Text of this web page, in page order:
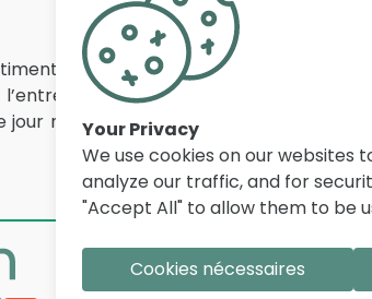
Your Privacy
We use cookies on our websites
analyze our traffic, and for
"Accept All" to allow them to be
Cookies nécessaires
de meubles de qualité pour le
Avec des milliers d’articles, des
jour nos clients en Belgique, aux Pays-